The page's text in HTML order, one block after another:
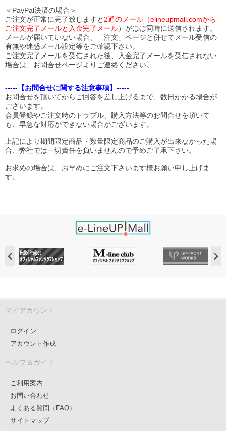
＜PayPal決済の場合＞
ご注文が正常に完了致しますと 2通のメール（elineupmall.comから
ご注文完了メールと入金完了メール）がほぼ同時に送信されます。
メールが届いていない場合、「注文」ページと併せてメール受信の
有無や迷惑メール設定等をご確認下さい。
ご注文完了メールを受信された後、入金完了メールを受信されない
場合は、お問合せページよりご連絡ください。
-----【お問合せに関する注意事項】-----
お問合せを頂いてからご回答を差し上げるまで、数日かかる場合が
ございます。
会員登録やご注文時のトラブル、購入方法等のお問合せを頂いて
も、早急な対応ができない場合がございます。
上記により期間限定商品・数量限定商品のご購入が出来なかった場
合、弊社では一切責任を負いませんので予めご了承下さい。
お求めの場合は、お早めにご注文下さいます様お願い申し上げま
す。
マイアカウント
ログイン
アカウント作成
ヘルプ＆ガイド
ご利用案内
お問い合わせ
よくある質問（FAQ）
サイトマップ